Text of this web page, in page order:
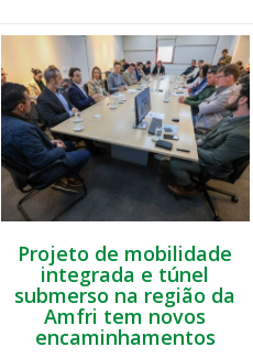
Projeto de mobilidade
integrada e túnel
submerso na região da
Amfri tem novos
encaminhamentos